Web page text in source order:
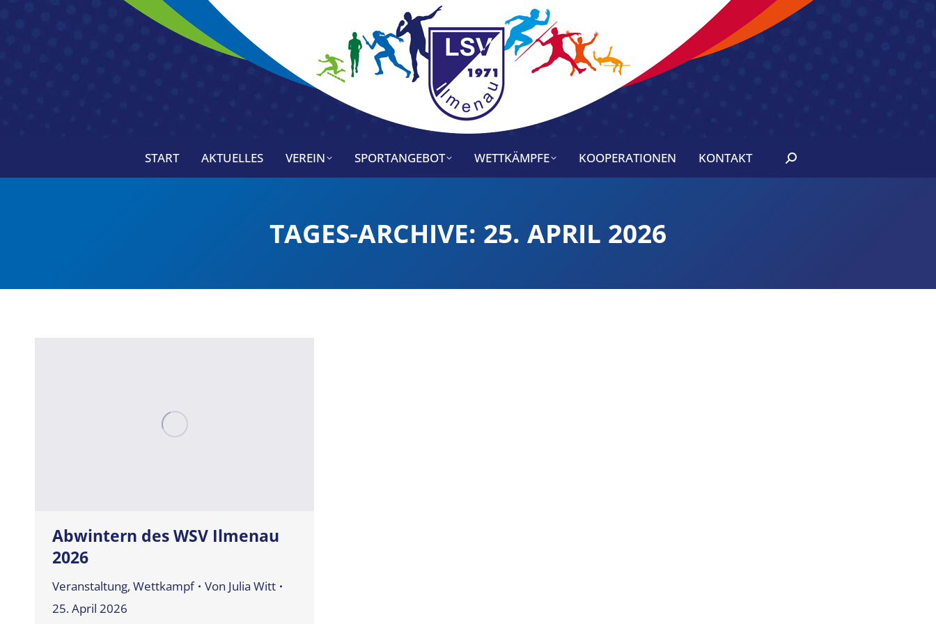
START AKTUELLES VEREIN SPORTANGEBOT WETTKÄMPFE KOOPERATIONEN KONTAKT Search:
TAGES-ARCHIVE: 25. APRIL 2026
Abwintern des WSV Ilmenau
2026
Veranstaltung, Wettkampf Von Julia Witt
25. April 2026